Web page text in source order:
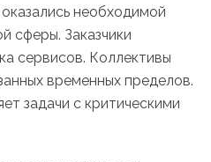
необходимой
сферы. Заказчики
сервисов. Коллективы
временных пределов.
задачи с критическими